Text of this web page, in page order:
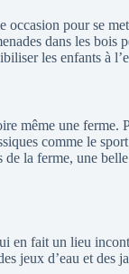
pour se
dans les bois
les enfants
même une
comme le
la ferme, une
en fait un lieu
jeux d’eau et des